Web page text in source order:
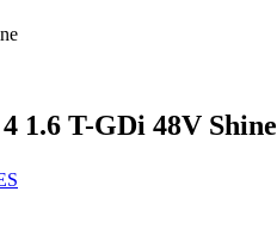
1.6 T-GDi 48V Shine